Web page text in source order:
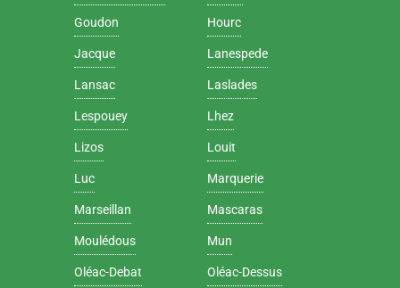
Goudon Hourc
Jacque Lanespede
Lansac Laslades
Lespouey Lhez
Lizos Louit
Luc Marquerie
Marseillan Mascaras
Moulédous Mun
Oléac-Debat Oléac-Dessus